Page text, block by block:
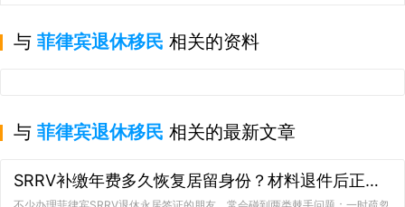
与 菲律宾退休移民 相关的资料
与 菲律宾退休移民 相关的最新文章
SRRV补缴年费多久恢复居留身份？材料退件后正确重新递交方式